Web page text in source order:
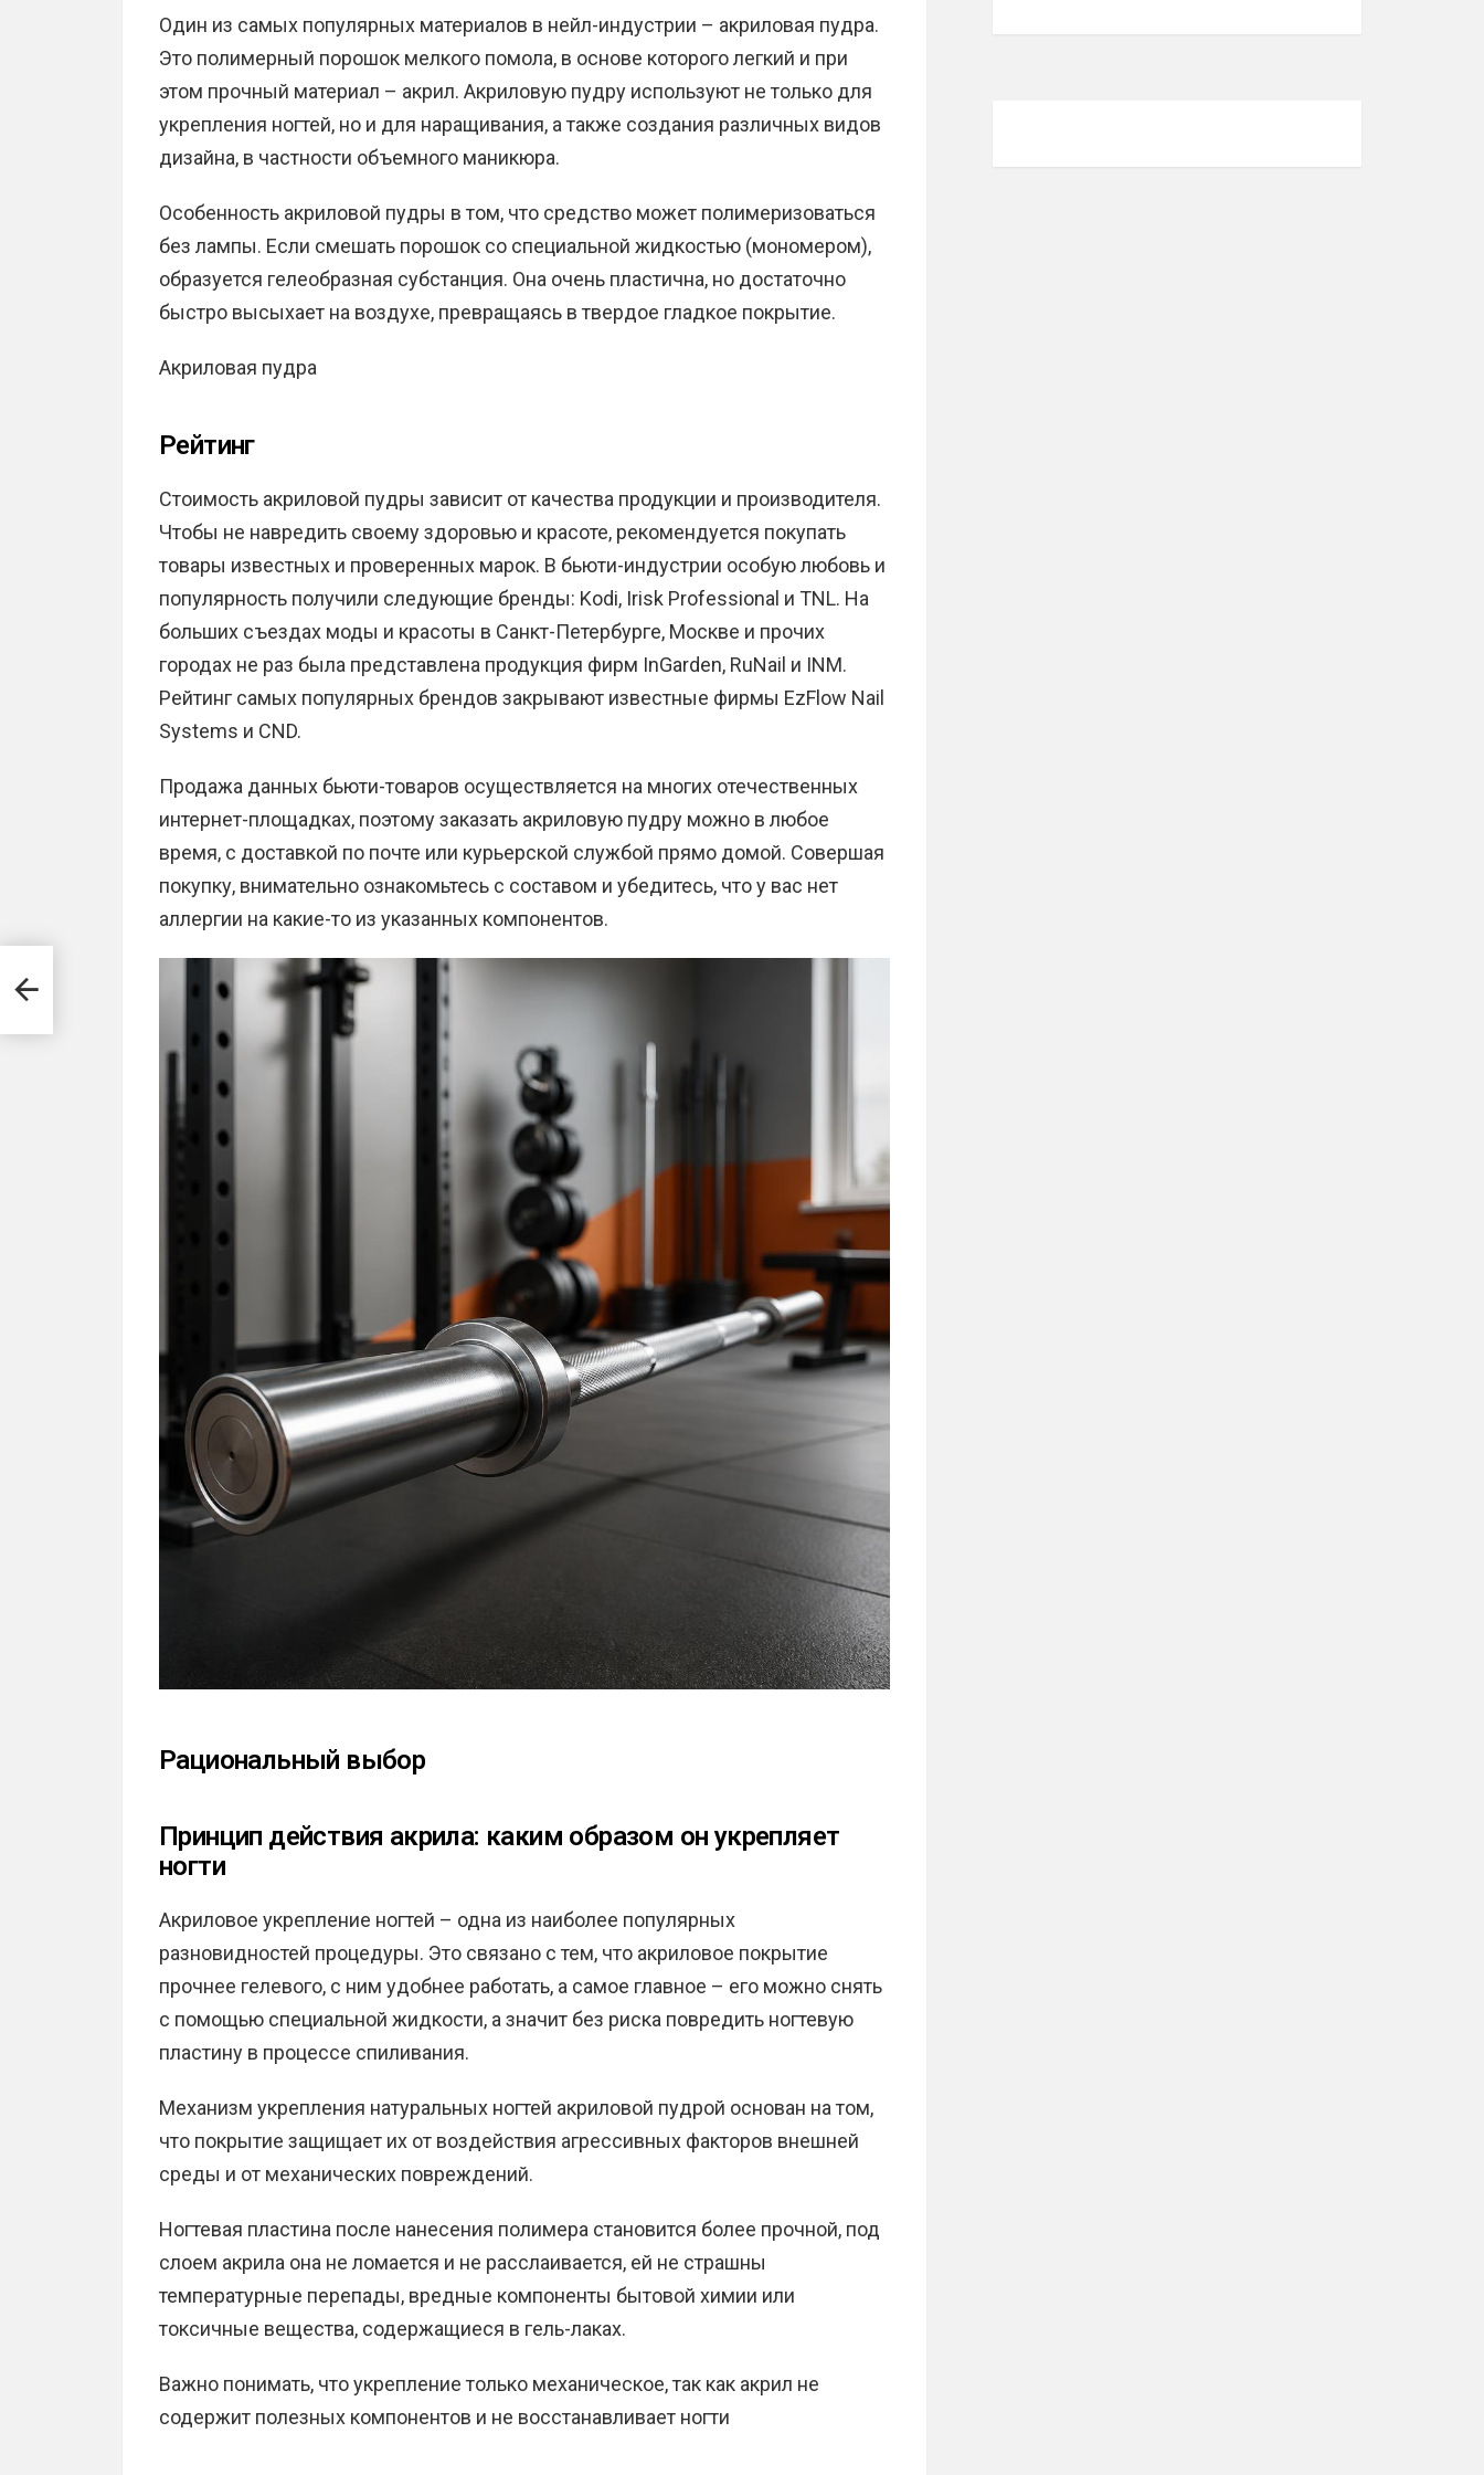
Один из самых популярных материалов в нейл-индустрии – акриловая пудра.
Это полимерный порошок мелкого помола, в основе которого легкий и при
этом прочный материал – акрил. Акриловую пудру используют не только для
укрепления ногтей, но и для наращивания, а также создания различных видов
дизайна, в частности объемного маникюра.
Особенность акриловой пудры в том, что средство может полимеризоваться
без лампы. Если смешать порошок со специальной жидкостью (мономером),
образуется гелеобразная субстанция. Она очень пластична, но достаточно
быстро высыхает на воздухе, превращаясь в твердое гладкое покрытие.
Акриловая пудра
Рейтинг
Стоимость акриловой пудры зависит от качества продукции и производителя.
Чтобы не навредить своему здоровью и красоте, рекомендуется покупать
товары известных и проверенных марок. В бьюти-индустрии особую любовь и
популярность получили следующие бренды: Kodi, Irisk Professional и TNL. На
больших съездах моды и красоты в Санкт-Петербурге, Москве и прочих
городах не раз была представлена продукция фирм InGarden, RuNail и INM.
Рейтинг самых популярных брендов закрывают известные фирмы EzFlow Nail
Systems и CND.
Продажа данных бьюти-товаров осуществляется на многих отечественных
интернет-площадках, поэтому заказать акриловую пудру можно в любое
время, с доставкой по почте или курьерской службой прямо домой. Совершая
покупку, внимательно ознакомьтесь с составом и убедитесь, что у вас нет
аллергии на какие-то из указанных компонентов.
Рациональный выбор
Принцип действия акрила: каким образом он укрепляет
ногти
Акриловое укрепление ногтей – одна из наиболее популярных
разновидностей процедуры. Это связано с тем, что акриловое покрытие
прочнее гелевого, с ним удобнее работать, а самое главное – его можно снять
с помощью специальной жидкости, а значит без риска повредить ногтевую
пластину в процессе спиливания.
Механизм укрепления натуральных ногтей акриловой пудрой основан на том,
что покрытие защищает их от воздействия агрессивных факторов внешней
среды и от механических повреждений.
Ногтевая пластина после нанесения полимера становится более прочной, под
слоем акрила она не ломается и не расслаивается, ей не страшны
температурные перепады, вредные компоненты бытовой химии или
токсичные вещества, содержащиеся в гель-лаках.
Важно понимать, что укрепление только механическое, так как акрил не
содержит полезных компонентов и не восстанавливает ногти